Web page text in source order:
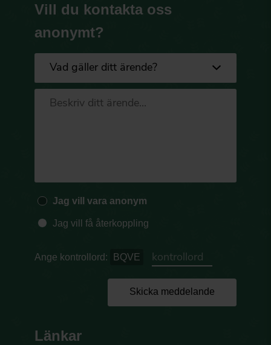
Vill du kontakta oss
anonymt?
Jag vill vara anonym
Jag vill få återkoppling
Ange kontrollord: BQVE
Skicka meddelande
Länkar